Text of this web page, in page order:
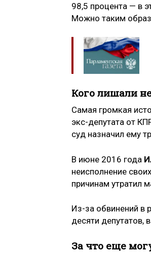
98,5 процента — в
Можно таким
Кого лишали
Самая громкая
экс-депутата от
суд назначил ему
В июне 2016 года
неисполнение
причинам утратил
Из-за обвинений в
десяти депутатов,
За что еще